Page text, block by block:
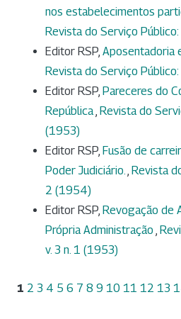
nos estabelecimentos
Revista do Serviço
Editor RSP, Aposentadoria
Revista do Serviço
Editor RSP, Pareceres do
República, Revista do
(1953)
Editor RSP, Fusão de
Poder Judiciário., Revista
2 (1954)
Editor RSP, Revogação de
Própria Administração ,
v. 3 n. 1 (1953)
1 2 3 4 5 6 7 8 9 10 11 12 13